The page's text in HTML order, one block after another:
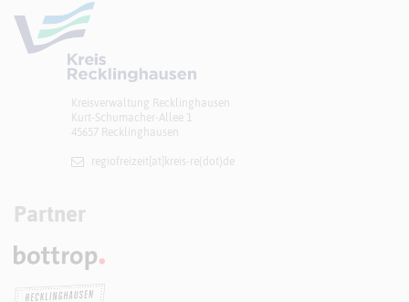
Kreisverwaltung Recklinghausen
Kurt-Schumacher-Allee 1
45657 Recklinghausen
regiofreizeit[at]​kreis-re(dot)de
Partner